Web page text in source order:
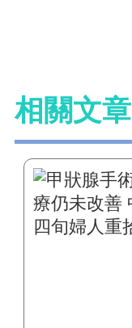
相關文章